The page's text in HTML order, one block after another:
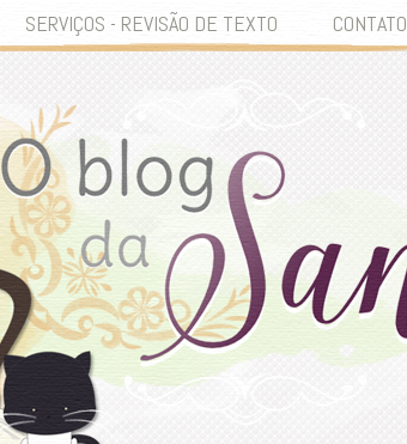
SERVIÇOS - REVISÃO DE TEXTO CONTATO